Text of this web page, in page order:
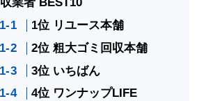
収業者 BEST10
1位 リユース本舗
2位 粗大ゴミ回収本舗
3位 いちばん
4位 ワンナップLIFE